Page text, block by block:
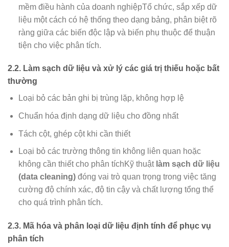
mềm điều hành của doanh nghiệpTổ chức, sắp xếp dữ
liệu một cách có hệ thống theo dạng bảng, phân biệt rõ
ràng giữa các biến độc lập và biến phụ thuộc để thuận
tiện cho việc phân tích.
2.2. Làm sạch dữ liệu và xử lý các giá trị thiếu hoặc bất
thường
Loại bỏ các bản ghi bị trùng lặp, không hợp lệ
Chuẩn hóa định dạng dữ liệu cho đồng nhất
Tách cột, ghép cột khi cần thiết
Loại bỏ các trường thông tin không liên quan hoặc
không cần thiết cho phân tíchKỹ thuật làm sạch dữ liệu
(data cleaning)đóng vai trò quan trọng trong việc tăng
cường độ chính xác, độ tin cậy và chất lượng tổng thể
cho quá trình phân tích.
2.3. Mã hóa và phân loại dữ liệu định tính để phục vụ
phân tích